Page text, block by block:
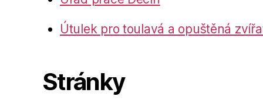
Útulek pro toulavá a opuštěná
Stránky